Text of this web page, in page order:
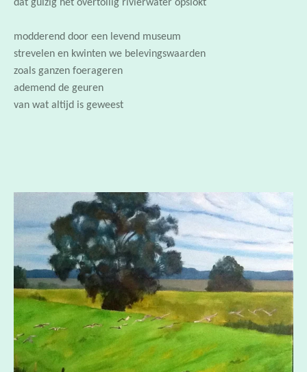
modderend door een levend museum
zoals ganzen foerageren
ademend de geuren
van wat altijd is geweest